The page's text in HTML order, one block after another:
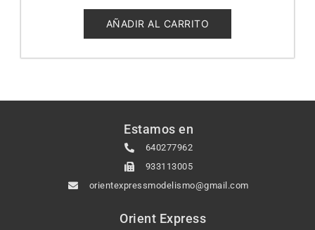
de
5
AÑADIR AL CARRITO
Estamos en
640277962
933113005
orientexpressmodelismo@gmail.com
Orient Express